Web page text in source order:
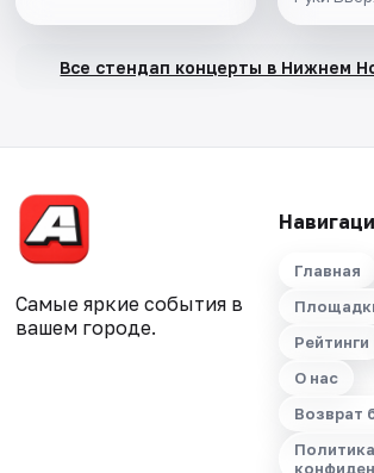
Все стендап концерты в Нижнем
Самые яркие события в
вашем городе.
Главная
Рейтинги
О нас
Возврат
Политика